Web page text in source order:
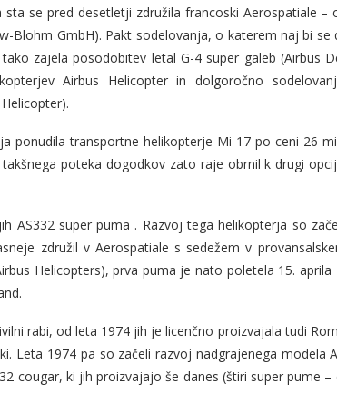
se pred desetletji združila francoski Aerospatiale –
Blohm GmbH). Pakt sodelovanja, o katerem naj bi se
zajela posodobitev letal G-4 super galeb (Airbus
Airbus Helicopter in dolgoročno
ponudila transportne helikopterje Mi-17 po ceni 26
poteka dogodkov zato raje obrnil k drugi
AS332 super puma . Razvoj tega helikopterja so
združil v Aerospatiale s sedežem v
Helicopters), prva puma je nato poletela 15. aprila
rabi, od leta 1974 jih je licenčno proizvajala tudi
Leta 1974 pa so začeli razvoj nadgrajenega modela
cougar, ki jih proizvajajo še danes (štiri super pume